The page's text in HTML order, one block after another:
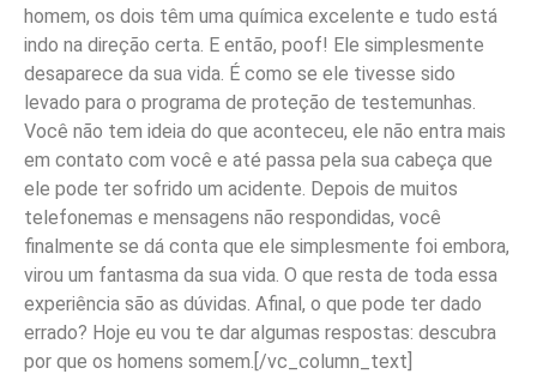
homem, os dois têm uma química excelente e tudo está
indo na direção certa. E então, poof! Ele simplesmente
desaparece da sua vida. É como se ele tivesse sido
levado para o programa de proteção de testemunhas.
Você não tem ideia do que aconteceu, ele não entra mais
em contato com você e até passa pela sua cabeça que
ele pode ter sofrido um acidente. Depois de muitos
telefonemas e mensagens não respondidas, você
finalmente se dá conta que ele simplesmente foi embora,
virou um fantasma da sua vida. O que resta de toda essa
experiência são as dúvidas. Afinal, o que pode ter dado
errado? Hoje eu vou te dar algumas respostas: descubra
por que os homens somem. [/vc_column_text]